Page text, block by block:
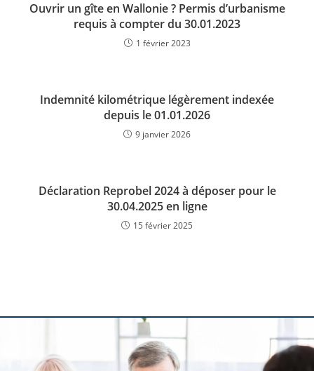
Ouvrir un gîte en Wallonie ? Permis d’urbanisme
requis à compter du 30.01.2023
1 février 2023
Indemnité kilométrique légèrement indexée
depuis le 01.01.2026
9 janvier 2026
Déclaration Reprobel 2024 à déposer pour le
30.04.2025 en ligne
15 février 2025